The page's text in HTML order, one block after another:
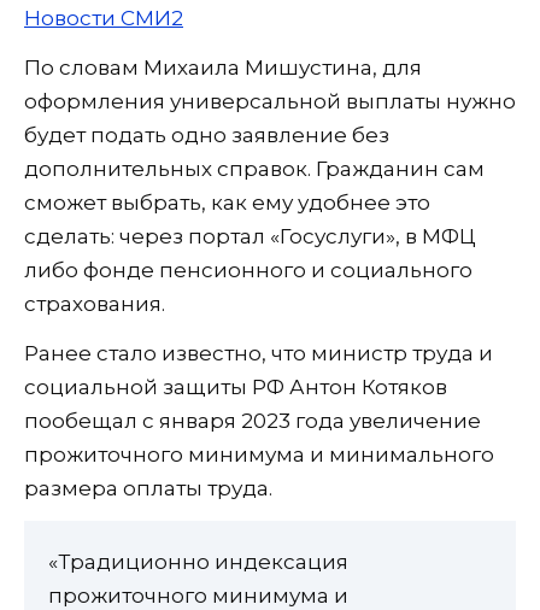
Новости СМИ2
По словам Михаила Мишустина, для
оформления универсальной выплаты нужно
будет подать одно заявление без
дополнительных справок. Гражданин сам
сможет выбрать, как ему удобнее это
сделать: через портал «Госуслуги», в МФЦ
либо фонде пенсионного и социального
страхования.
Ранее стало известно, что министр труда и
социальной защиты РФ Антон Котяков
пообещал с января 2023 года увеличение
прожиточного минимума и минимального
размера оплаты труда.
«Традиционно индексация
прожиточного минимума и